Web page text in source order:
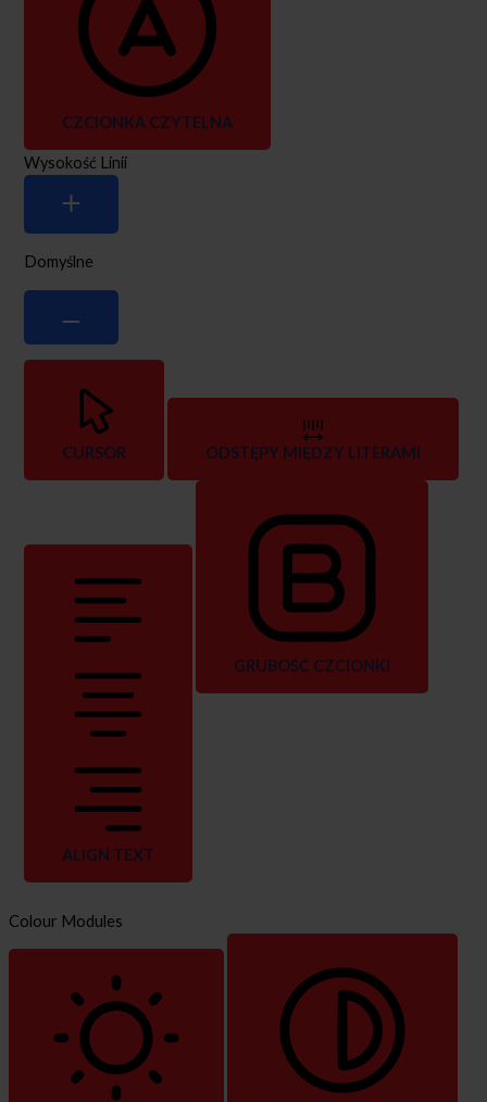
CZCIONKA CZYTELNA
Wysokość Linii
Domyślne
CURSOR ODSTĘPY MIĘDZY LITERAMI
ALIGN TEXT
GRUBOŚĆ CZCIONKI
Colour Modules